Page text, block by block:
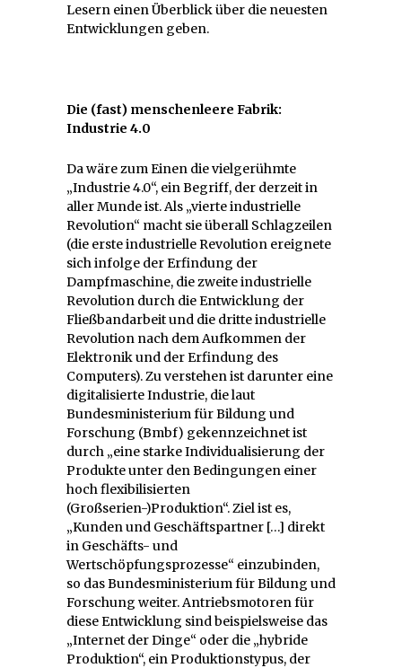
Lesern einen Überblick über die neuesten
Entwicklungen geben.
Die (fast) menschenleere Fabrik:
Industrie 4.0
Da wäre zum Einen die vielgerühmte
„Industrie 4.0“, ein Begriff, der derzeit in
aller Munde ist. Als „vierte industrielle
Revolution“ macht sie überall Schlagzeilen
(die erste industrielle Revolution ereignete
sich infolge der Erfindung der
Dampfmaschine, die zweite industrielle
Revolution durch die Entwicklung der
Fließbandarbeit und die dritte industrielle
Revolution nach dem Aufkommen der
Elektronik und der Erfindung des
Computers). Zu verstehen ist darunter eine
digitalisierte Industrie, die laut
Bundesministerium für Bildung und
Forschung (Bmbf) gekennzeichnet ist
durch „eine starke Individualisierung der
Produkte unter den Bedingungen einer
hoch flexibilisierten
(Großserien-)Produktion“. Ziel ist es,
„Kunden und Geschäftspartner […] direkt
in Geschäfts- und
Wertschöpfungsprozesse“ einzubinden,
so das Bundesministerium für Bildung und
Forschung weiter. Antriebsmotoren für
diese Entwicklung sind beispielsweise das
„Internet der Dinge“ oder die „hybride
Produktion“, ein Produktionstypus, der